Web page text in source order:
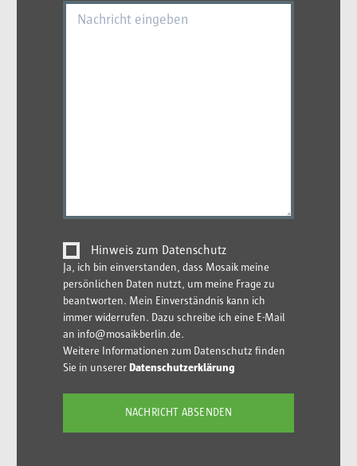
Hinweis zum Datenschutz
Ja, ich bin einverstanden, dass Mosaik meine
persönlichen Daten nutzt, um meine Frage zu
beantworten. Mein Einverständnis kann ich
immer widerrufen. Dazu schreibe ich eine E-Mail
an info@mosaik-berlin.de.
Weitere Informationen zum Datenschutz finden
Sie in unserer Datenschutzerklärung